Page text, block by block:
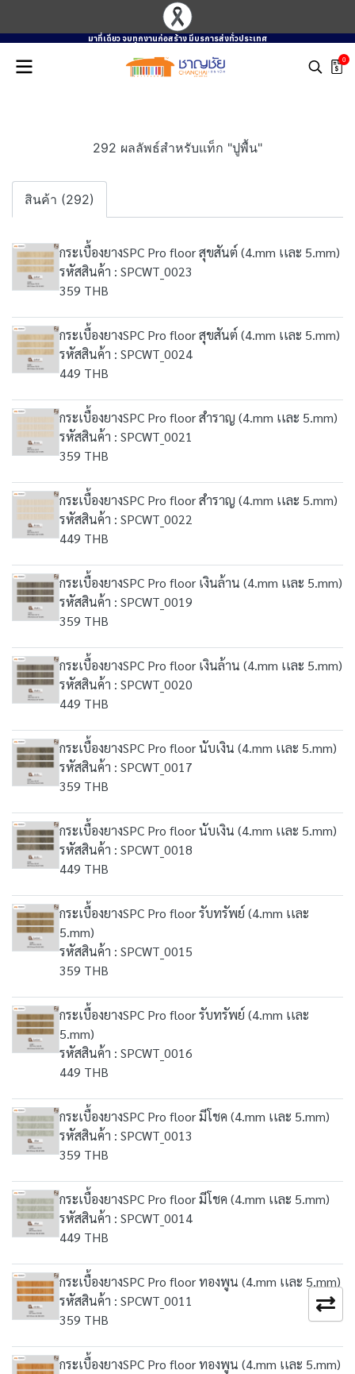
มาที่เดียว จบทุกงานก่อสร้าง มีบรการส่งทั่วประเทศ
0
292 ผลลัพธ์สำหรับแท็ก "ปูพื้น"
สินค้า (292)
กระเบื้องยางSPC Pro floor สุขสันต์ (4.mm เเละ 5.mm)
รหัสสินค้า : SPCWT_0023
359 THB
กระเบื้องยางSPC Pro floor สุขสันต์ (4.mm เเละ 5.mm)
รหัสสินค้า : SPCWT_0024
449 THB
กระเบื้องยางSPC Pro floor สำราญ (4.mm เเละ 5.mm)
รหัสสินค้า : SPCWT_0021
359 THB
กระเบื้องยางSPC Pro floor สำราญ (4.mm เเละ 5.mm)
รหัสสินค้า : SPCWT_0022
449 THB
กระเบื้องยางSPC Pro floor เงินล้าน (4.mm เเละ 5.mm)
รหัสสินค้า : SPCWT_0019
359 THB
กระเบื้องยางSPC Pro floor เงินล้าน (4.mm เเละ 5.mm)
รหัสสินค้า : SPCWT_0020
449 THB
กระเบื้องยางSPC Pro floor นับเงิน (4.mm เเละ 5.mm)
รหัสสินค้า : SPCWT_0017
359 THB
กระเบื้องยางSPC Pro floor นับเงิน (4.mm เเละ 5.mm)
รหัสสินค้า : SPCWT_0018
449 THB
กระเบื้องยางSPC Pro floor รับทรัพย์ (4.mm เเละ
5.mm)
รหัสสินค้า : SPCWT_0015
359 THB
กระเบื้องยางSPC Pro floor รับทรัพย์ (4.mm เเละ
5.mm)
รหัสสินค้า : SPCWT_0016
449 THB
กระเบื้องยางSPC Pro floor มีโชค (4.mm เเละ 5.mm)
รหัสสินค้า : SPCWT_0013
359 THB
กระเบื้องยางSPC Pro floor มีโชค (4.mm เเละ 5.mm)
รหัสสินค้า : SPCWT_0014
449 THB
กระเบื้องยางSPC Pro floor ทองพูน (4.mm เเละ 5.mm)
รหัสสินค้า : SPCWT_0011
359 THB
กระเบื้องยางSPC Pro floor ทองพูน (4.mm เเละ 5.mm)